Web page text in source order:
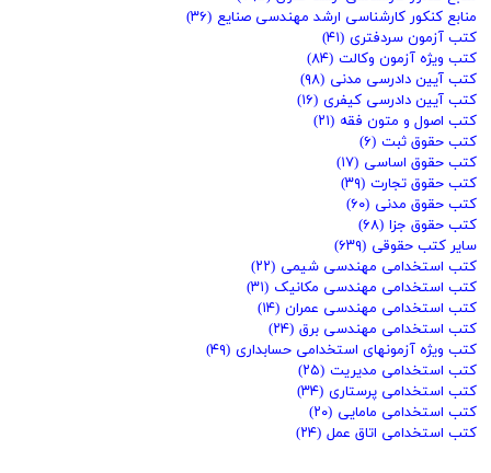
منابع کنکور کارشناسی ارشد مهندسی صنایع (۳۶)
کتب آزمون سردفتری (۴۱)
کتب ویژه آزمون وکالت (۸۴)
کتب آیین دادرسی مدنی (۹۸)
کتب آیین دادرسی کیفری (۱۶)
کتب اصول و متون فقه (۲۱)
کتب حقوق ثبت (۶)
کتب حقوق اساسی (۱۷)
کتب حقوق تجارت (۳۹)
کتب حقوق مدنی (۶۰)
کتب حقوق جزا (۶۸)
سایر کتب حقوقی (۶۳۹)
کتب استخدامی مهندسی شیمی (۲۲)
کتب استخدامی مهندسی مکانیک (۳۱)
کتب استخدامی مهندسی عمران (۱۴)
کتب استخدامی مهندسی برق (۲۴)
کتب ویژه آزمونهای استخدامی حسابداری (۴۹)
کتب استخدامی مدیریت (۲۵)
کتب استخدامی پرستاری (۳۴)
کتب استخدامی مامایی (۲۰)
کتب استخدامی اتاق عمل (۲۴)